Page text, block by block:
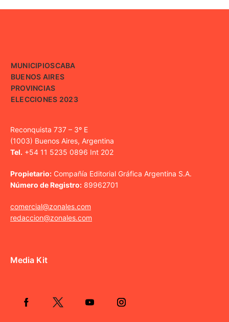
MUNICIPIOSCABA
BUENOS AIRES
PROVINCIAS
ELECCIONES 2023
Reconquista 737 – 3º E
(1003) Buenos Aires, Argentina
Tel. +54 11 5235 0896 Int 202
Propietario: Compañía Editorial Gráfica Argentina S.A.
Número de Registro: 89962701
comercial@zonales.com
redaccion@zonales.com
Media Kit